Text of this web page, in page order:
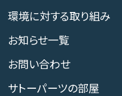
環境に対する取り組み
お知らせ一覧
お問い合わせ
サトーパーツの部屋